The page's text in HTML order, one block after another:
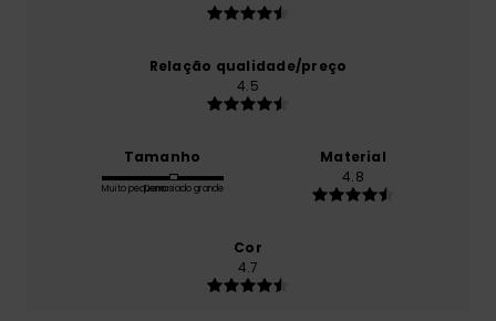
Relação qualidade/preço
4.5
Tamanho
Muito pequenoDemasiado grande
Material
4.8
Cor
4.7